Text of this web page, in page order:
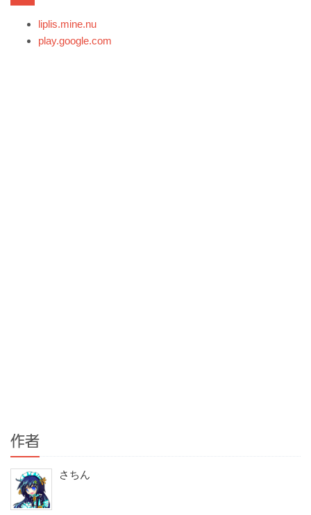
liplis.mine.nu
play.google.com
作者
さちん